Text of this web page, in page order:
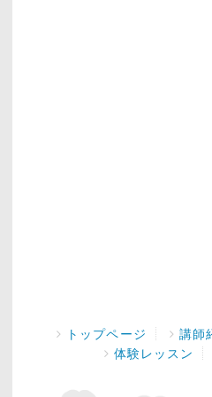
トップページ 講師
体験レッスン